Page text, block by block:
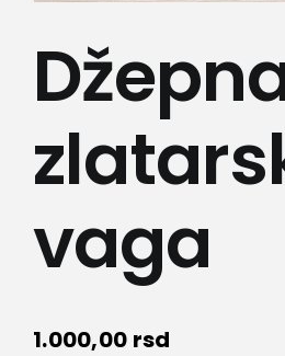
vaga
1.000,00 rsd